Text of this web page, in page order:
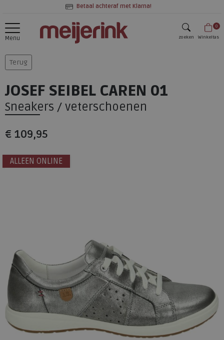
Betaal achteraf met Klarna!
Menu zoeken
0
Winkeltas
Terug
JOSEF SEIBEL CAREN 01
Sneakers / veterschoenen
€ 109,95
ALLEEN ONLINE